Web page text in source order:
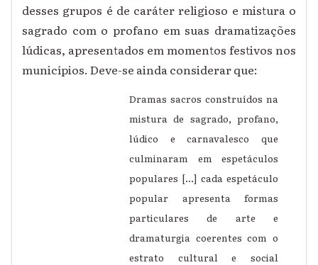
desses grupos é de caráter religioso e mistura o
sagrado com o profano em suas dramatizações
lúdicas, apresentados em momentos festivos nos
municípios. Deve-se ainda considerar que:
Dramas sacros construídos na
mistura de sagrado, profano,
lúdico e carnavalesco que
culminaram em espetáculos
populares [...] cada espetáculo
popular apresenta formas
particulares de arte e
dramaturgia coerentes com o
estrato cultural e social